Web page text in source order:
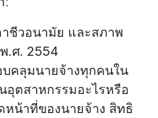
ชีวอนามัย และสภาพ
.ศ. 2554
คลุมนายจ้างทุกคนใน
อุตสาหกรรมอะไรหรือ
น้าที่ของนายจ้าง สิทธิ